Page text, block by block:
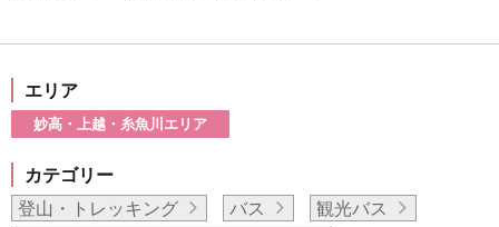
エリア
妙高・上越・糸魚川エリア
カテゴリー
登山・トレッキング
バス
観光バス